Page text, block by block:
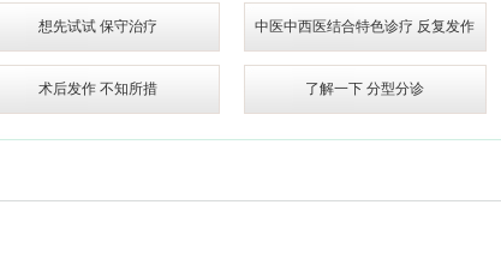
想先试试 保守治疗 中医中西医结合特色诊疗 反复发作
术后发作 不知所措 了解一下 分型分诊